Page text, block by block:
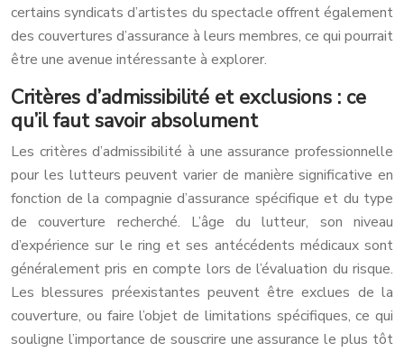
certains syndicats d’artistes du spectacle offrent également
des couvertures d’assurance à leurs membres, ce qui pourrait
être une avenue intéressante à explorer.
Critères d’admissibilité et exclusions : ce
qu’il faut savoir absolument
Les critères d’admissibilité à une assurance professionnelle
pour les lutteurs peuvent varier de manière significative en
fonction de la compagnie d’assurance spécifique et du type
de couverture recherché. L’âge du lutteur, son niveau
d’expérience sur le ring et ses antécédents médicaux sont
généralement pris en compte lors de l’évaluation du risque.
Les blessures préexistantes peuvent être exclues de la
couverture, ou faire l’objet de limitations spécifiques, ce qui
souligne l’importance de souscrire une assurance le plus tôt